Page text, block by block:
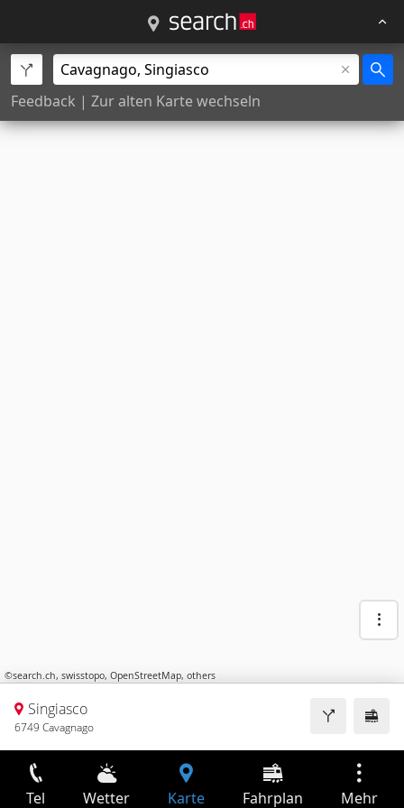
Feedback | Zur alten Karte wechseln
©search.ch, swisstopo, OpenStreetMap, others
Singiasco
6749 Cavagnago
Tel Wetter Karte Fahrplan Mehr